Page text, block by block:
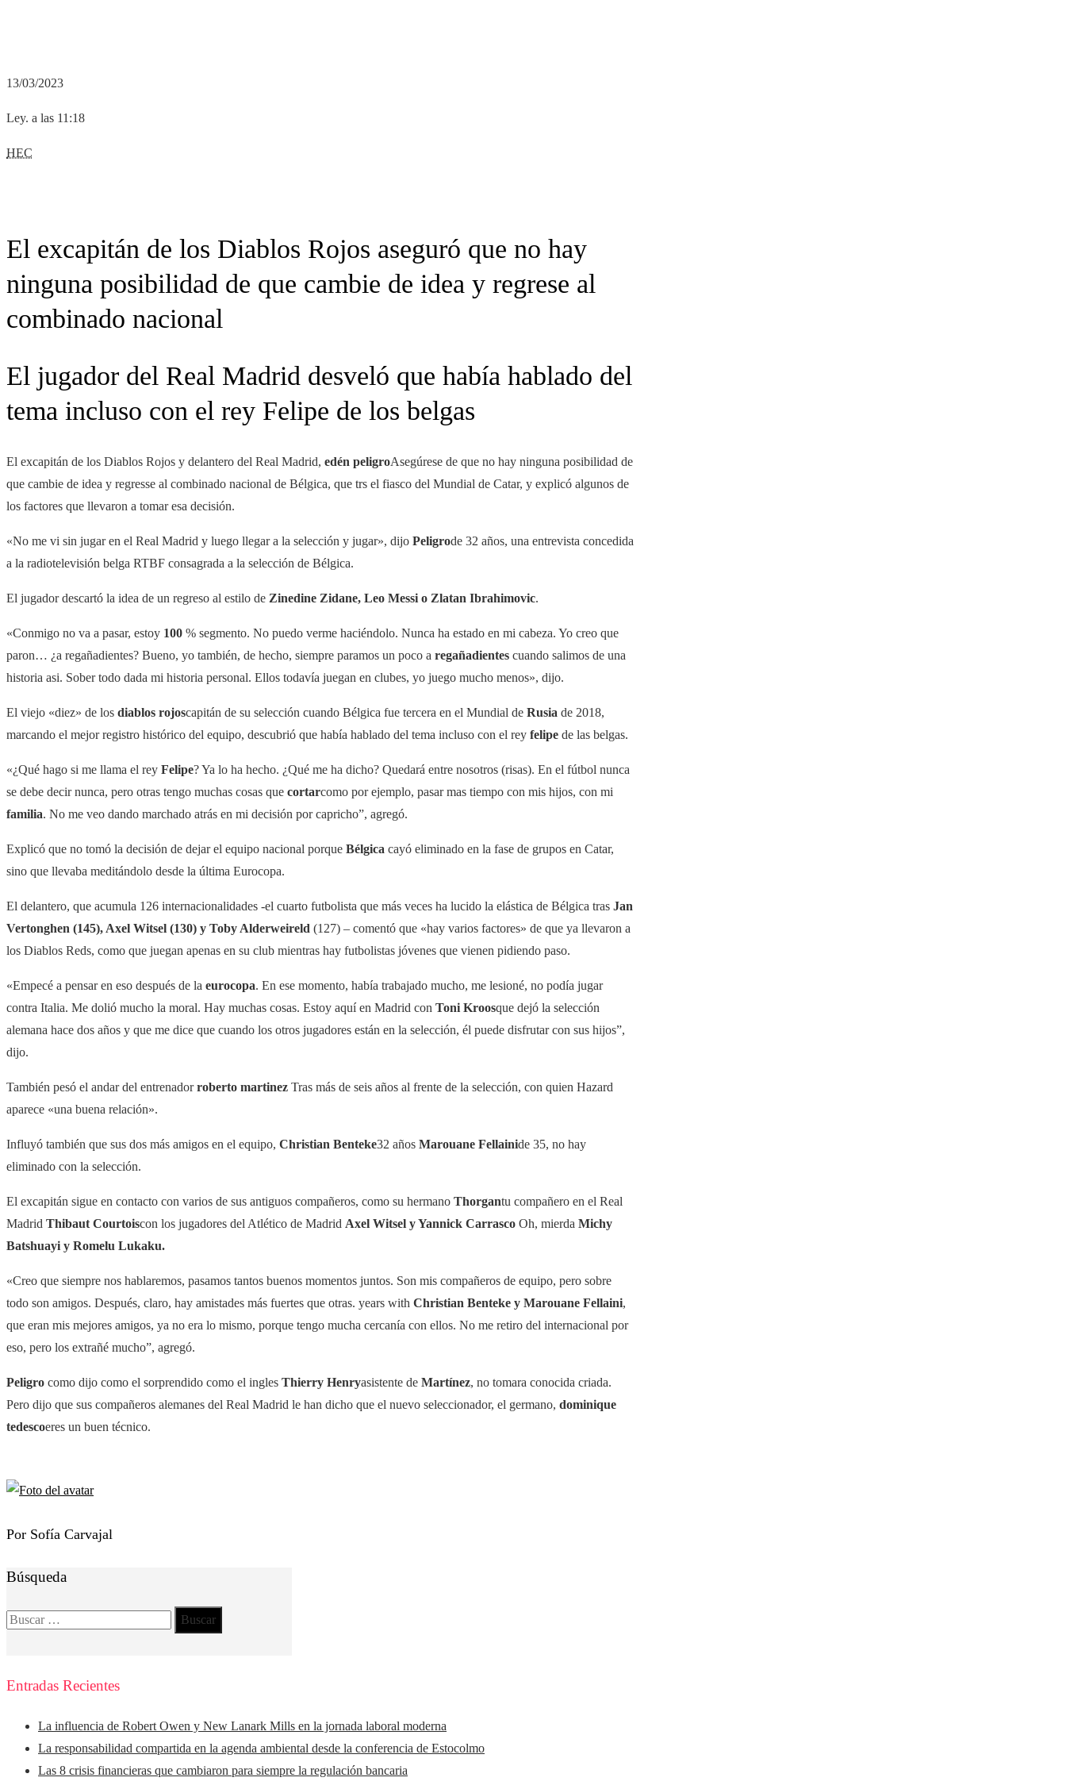
13/03/2023
Ley. a las 11:18
HEC
El excapitán de los Diablos Rojos aseguró que no hay
ninguna posibilidad de que cambie de idea y regrese al
combinado nacional
El jugador del Real Madrid desveló que había hablado del
tema incluso con el rey Felipe de los belgas
El excapitán de los Diablos Rojos y delantero del Real Madrid, edén peligroAsegúrese de que no hay ninguna posibilidad de
que cambie de idea y regresse al combinado nacional de Bélgica, que trs el fiasco del Mundial de Catar, y explicó algunos de
los factores que llevaron a tomar esa decisión.
«No me vi sin jugar en el Real Madrid y luego llegar a la selección y jugar», dijo Peligrode 32 años, una entrevista concedida
a la radiotelevisión belga RTBF consagrada a la selección de Bélgica.
El jugador descartó la idea de un regreso al estilo de Zinedine Zidane, Leo Messi o Zlatan Ibrahimovic.
«Conmigo no va a pasar, estoy 100 % segmento. No puedo verme haciéndolo. Nunca ha estado en mi cabeza. Yo creo que
paron… ¿a regañadientes? Bueno, yo también, de hecho, siempre paramos un poco a regañadientes cuando salimos de una
historia asi. Sober todo dada mi historia personal. Ellos todavía juegan en clubes, yo juego mucho menos», dijo.
El viejo «diez» de los diablos rojoscapitán de su selección cuando Bélgica fue tercera en el Mundial de Rusia de 2018,
marcando el mejor registro histórico del equipo, descubrió que había hablado del tema incluso con el rey felipe de las belgas.
«¿Qué hago si me llama el rey Felipe? Ya lo ha hecho. ¿Qué me ha dicho? Quedará entre nosotros (risas). En el fútbol nunca
se debe decir nunca, pero otras tengo muchas cosas que cortarcomo por ejemplo, pasar mas tiempo con mis hijos, con mi
familia. No me veo dando marchado atrás en mi decisión por capricho”, agregó.
Explicó que no tomó la decisión de dejar el equipo nacional porque Bélgica cayó eliminado en la fase de grupos en Catar,
sino que llevaba meditándolo desde la última Eurocopa.
El delantero, que acumula 126 internacionalidades -el cuarto futbolista que más veces ha lucido la elástica de Bélgica tras Jan
Vertonghen (145), Axel Witsel (130) y Toby Alderweireld (127) – comentó que «hay varios factores» de que ya llevaron a
los Diablos Reds, como que juegan apenas en su club mientras hay futbolistas jóvenes que vienen pidiendo paso.
«Empecé a pensar en eso después de la eurocopa. En ese momento, había trabajado mucho, me lesioné, no podía jugar
contra Italia. Me dolió mucho la moral. Hay muchas cosas. Estoy aquí en Madrid con Toni Kroosque dejó la selección
alemana hace dos años y que me dice que cuando los otros jugadores están en la selección, él puede disfrutar con sus hijos”,
dijo.
También pesó el andar del entrenadorroberto martinez Tras más de seis años al frente de la selección, con quien Hazard
aparece «una buena relación».
Influyó también que sus dos más amigos en el equipo, Christian Benteke32 años Marouane Fellainide 35, no hay
eliminado con la selección.
El excapitán sigue en contacto con varios de sus antiguos compañeros, como su hermano Thorgantu compañero en el Real
Madrid Thibaut Courtoiscon los jugadores del Atlético de Madrid Axel Witsel y Yannick Carrasco Oh, mierda Michy
Batshuayi y Romelu Lukaku.
«Creo que siempre nos hablaremos, pasamos tantos buenos momentos juntos. Son mis compañeros de equipo, pero sobre
todo son amigos. Después, claro, hay amistades más fuertes que otras. years with Christian Benteke y Marouane Fellaini,
que eran mis mejores amigos, ya no era lo mismo, porque tengo mucha cercanía con ellos. No me retiro del internacional por
eso, pero los extrañé mucho”, agregó.
Peligro como dijo como el sorprendido como el ingles Thierry Henryasistente de Martínez, no tomara conocida criada.
Pero dijo que sus compañeros alemanes del Real Madrid le han dicho que el nuevo seleccionador, el germano, dominique
tedescoeres un buen técnico.
Por Sofía Carvajal
Búsqueda
Buscar:
Entradas Recientes
La influencia de Robert Owen y New Lanark Mills en la jornada laboral moderna
La responsabilidad compartida en la agenda ambiental desde la conferencia de Estocolmo
Las 8 crisis financieras que cambiaron para siempre la regulación bancaria